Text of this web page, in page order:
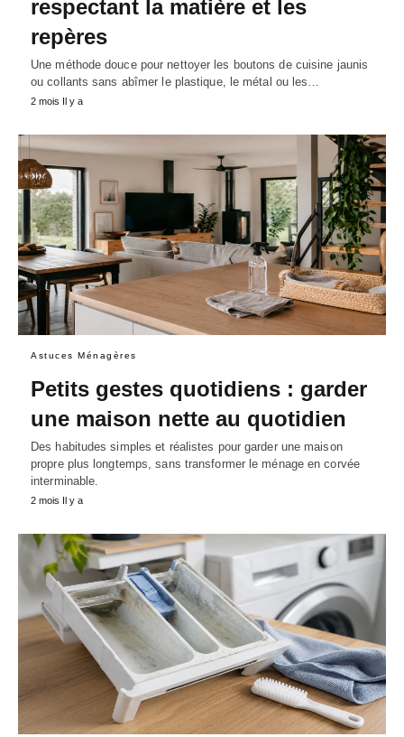
respectant la matière et les
repères
Une méthode douce pour nettoyer les boutons de cuisine jaunis
ou collants sans abîmer le plastique, le métal ou les…
2 mois Il y a
Astuces Ménagères
Petits gestes quotidiens : garder
une maison nette au quotidien
Des habitudes simples et réalistes pour garder une maison
propre plus longtemps, sans transformer le ménage en corvée
interminable.
2 mois Il y a